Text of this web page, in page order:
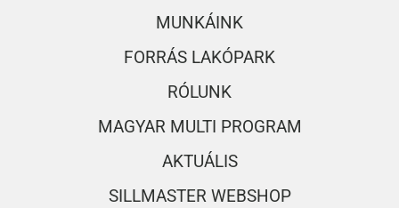
MUNKÁINK
FORRÁS LAKÓPARK
RÓLUNK
MAGYAR MULTI PROGRAM
AKTUÁLIS
SILLMASTER WEBSHOP